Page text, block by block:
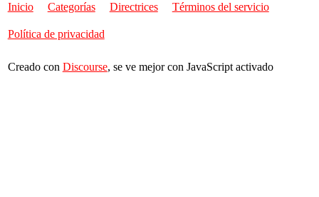
Inicio Categorías Directrices Términos del servicio
Política de privacidad
Creado con Discourse, se ve mejor con JavaScript activado